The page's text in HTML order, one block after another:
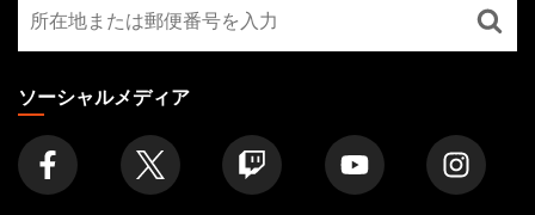
FOOTER
寄
り
の
店
舗
を
探
ソーシャルメディア